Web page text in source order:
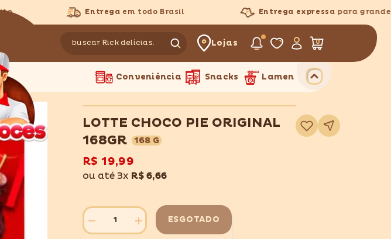
Entregaem todo Brasil Entrega expressapara grande
Lojas 00
Conveniência Snacks Lamen
LOTTE CHOCO PIE ORIGINAL
168GR
168 G
Adicionar
à
lista
R$ 19,99
ou até 3x R$ 6,66
Diminuir
quantidade
Aumentar
quantidade
ESGOTADO